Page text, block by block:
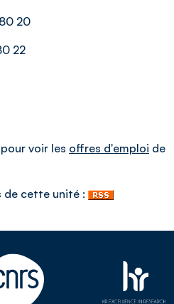
20
22
voir les offres d'emploi de
de cette unité :